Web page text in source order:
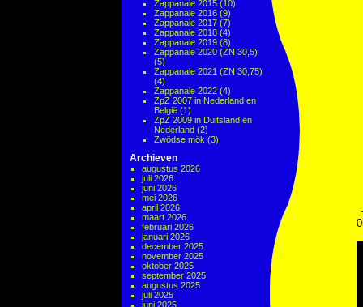
Zappanale 2015 (10)
Zappanale 2016 (9)
Zappanale 2017 (7)
Zappanale 2018 (4)
Zappanale 2019 (8)
Zappanale 2020 (ZN 30,5)
(5)
Zappanale 2021 (ZN 30,75)
(4)
Zappanale 2022 (4)
ZpZ 2007 in Nederland en
België (1)
ZpZ 2009 in Duitsland en
Nederland (2)
Zwödse mök (3)
Archieven
augustus 2026
juli 2026
juni 2026
mei 2026
april 2026
maart 2026
februari 2026
januari 2026
december 2025
november 2025
oktober 2025
september 2025
augustus 2025
juli 2025
juni 2025